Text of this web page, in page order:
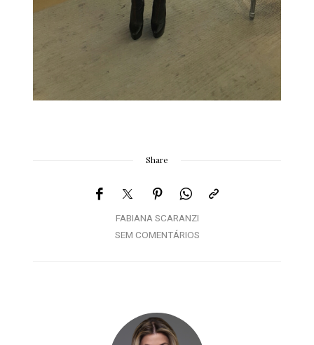
Share
FABIANA SCARANZI
SEM COMENTÁRIOS